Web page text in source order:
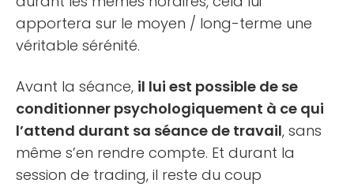
apportera sur le moyen / long-terme une
véritable sérénité.
Avant la séance, il lui est possible de se
conditionner psychologiquement à ce qui
l’attend durant sa séance de travail, sans
même s’en rendre compte. Et durant la
session de trading, il reste du coup